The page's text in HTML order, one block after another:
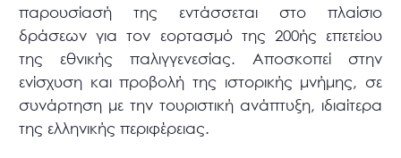
παρουσίασή της εντάσσεται στο πλαίσιο
δράσεων για τον εορτασμό της 200ής επετείου
της εθνικής παλιγγενεσίας. Αποσκοπεί στην
ενίσχυση και προβολή της ιστορικής μνήμης, σε
συνάρτηση με την τουριστική ανάπτυξη, ιδιαίτερα
της ελληνικής περιφέρειας.